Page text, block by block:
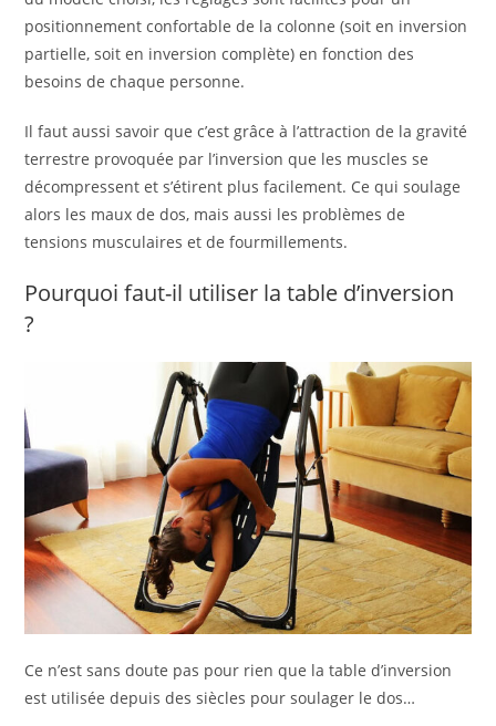
positionnement confortable de la colonne (soit en inversion
partielle, soit en inversion complète) en fonction des
besoins de chaque personne.
Il faut aussi savoir que c’est grâce à l’attraction de la gravité
terrestre provoquée par l’inversion que les muscles se
décompressent et s’étirent plus facilement. Ce qui soulage
alors les maux de dos, mais aussi les problèmes de
tensions musculaires et de fourmillements.
Pourquoi faut-il utiliser la table d’inversion
?
Ce n’est sans doute pas pour rien que la table d’inversion
est utilisée depuis des siècles pour soulager le dos…